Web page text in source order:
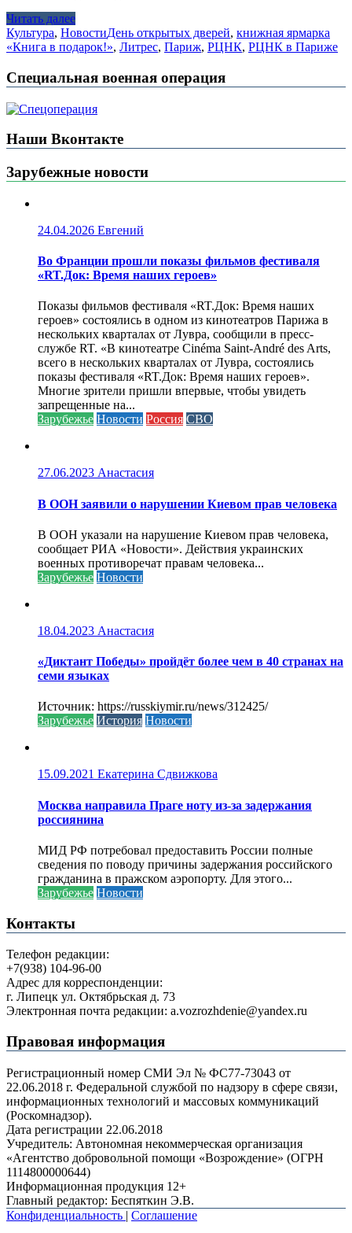
Читать далее
Культура, НовостиДень открытых дверей, книжная ярмарка
«Книга в подарок!», Литрес, Париж, РЦНК, РЦНК в Париже
Специальная военная операция
Наши Вконтакте
Зарубежные новости
24.04.2026 Евгений
Во Франции прошли показы фильмов фестиваля
«RT.Док: Время наших героев»
Показы фильмов фестиваля «RT.Док: Время наших
героев» состоялись в одном из кинотеатров Парижа в
нескольких кварталах от Лувра, сообщили в пресс-
службе RT. «В кинотеатре Cinéma Saint-André des Arts,
всего в нескольких кварталах от Лувра, состоялись
показы фестиваля «RT.Док: Время наших героев».
Многие зрители пришли впервые, чтобы увидеть
запрещенные на...
Зарубежье Новости Россия СВО
27.06.2023 Анастасия
В ООН заявили о нарушении Киевом прав человека
В ООН указали на нарушение Киевом прав человека,
сообщает РИА «Новости». Действия украинских
военных противоречат правам человека...
Зарубежье Новости
18.04.2023 Анастасия
«Диктант Победы» пройдёт более чем в 40 странах на
семи языках
Источник: https://russkiymir.ru/news/312425/
Зарубежье История Новости
15.09.2021 Екатерина Сдвижкова
Москва направила Праге ноту из-за задержания
россиянина
МИД РФ потребовал предоставить России полные
сведения по поводу причины задержания российского
гражданина в пражском аэропорту. Для этого...
Зарубежье Новости
Контакты
Телефон редакции:
+7(938) 104-96-00
Адрес для корреспонденции:
г. Липецк ул. Октябрьская д. 73
Электронная почта редакции: a.vozrozhdenie@yandex.ru
Правовая информация
Регистрационный номер СМИ Эл № ФС77-73043 от
22.06.2018 г. Федеральной службой по надзору в сфере связи,
информационных технологий и массовых коммуникаций
(Роскомнадзор).
Дата регистрации 22.06.2018
Учредитель: Автономная некоммерческая организация
«Агентство добровольной помощи «Возрождение» (ОГРН
1114800000644)
Информационная продукция 12+
Главный редактор: Беспяткин Э.В.
Конфиденциальность | Соглашение